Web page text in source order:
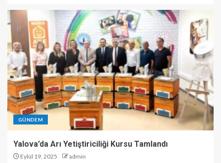
GÜNDEM
Yalova’da Arı Yetiştiriciliği Kursu Tamlandı
Eylül 19, 2025 admin